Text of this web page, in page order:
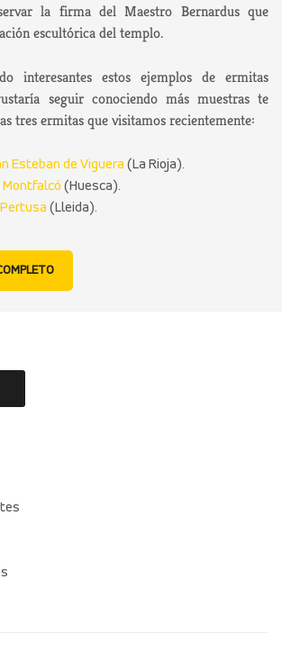
la firma del Maestro Bernardus que
escultórica del templo.
interesantes estos ejemplos de ermitas
seguir conociendo más muestras te
tres ermitas que visitamos recientemente:
Esteban de Viguera (La Rioja).
Montfalcó (Huesca).
(Lleida).